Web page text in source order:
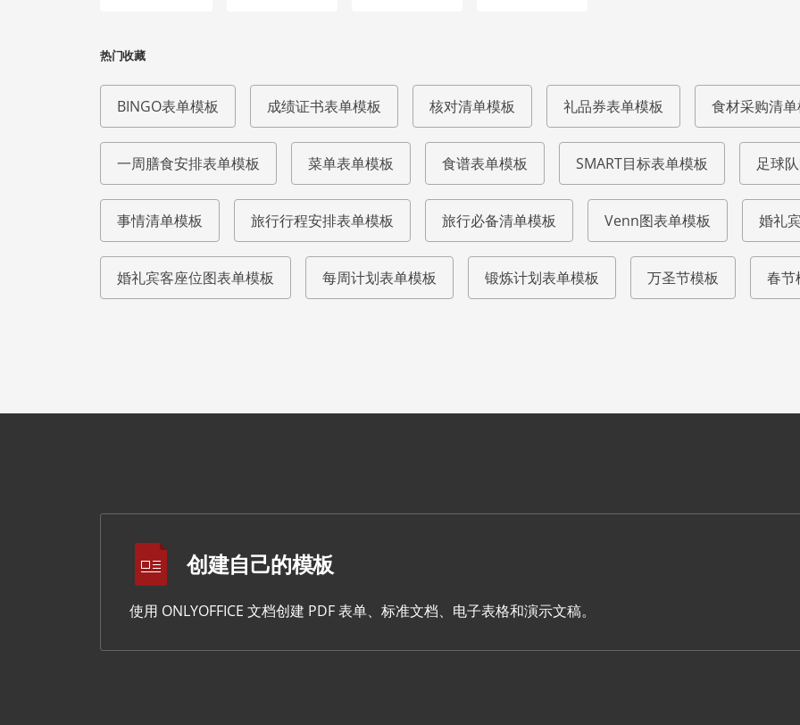
热门收藏
BINGO表单模板 成绩证书表单模板 核对清单模板 礼品券表单模板 食材采购清
一周膳食安排表单模板 菜单表单模板 食谱表单模板 SMART目标表单模板 足球
事情清单模板 旅行行程安排表单模板 旅行必备清单模板 Venn图表单模板 婚礼
婚礼宾客座位图表单模板 每周计划表单模板 锻炼计划表单模板 万圣节模板 春节
创建自己的模板
使用 ONLYOFFICE 文档创建 PDF 表单、标准文档、电子表格和演示文稿。